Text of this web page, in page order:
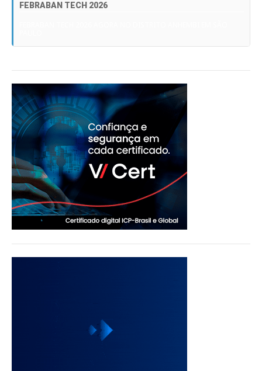
FEBRABAN TECH 2026